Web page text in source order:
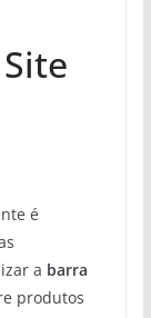
é
a barra
produtos